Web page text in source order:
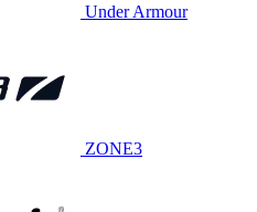
Under Armour
ZONE3